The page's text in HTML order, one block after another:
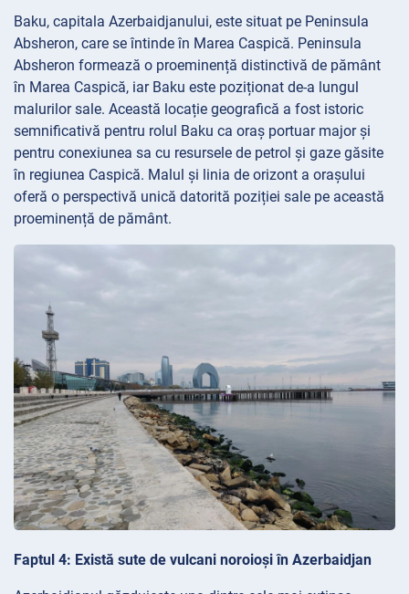
Baku, capitala Azerbaidjanului, este situat pe Peninsula
Absheron, care se întinde în Marea Caspică. Peninsula
Absheron formează o proeminență distinctivă de pământ
în Marea Caspică, iar Baku este poziționat de-a lungul
malurilor sale. Această locație geografică a fost istoric
semnificativă pentru rolul Baku ca oraș portuar major și
pentru conexiunea sa cu resursele de petrol și gaze găsite
în regiunea Caspică. Malul și linia de orizont a orașului
oferă o perspectivă unică datorită poziției sale pe această
proeminență de pământ.
Faptul 4: Există sute de vulcani noroioși în Azerbaidjan